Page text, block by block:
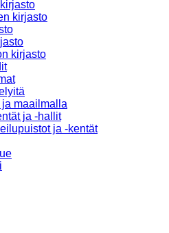
kirjasto
kirjasto
maailmalla
ja -hallit
ja -kentät